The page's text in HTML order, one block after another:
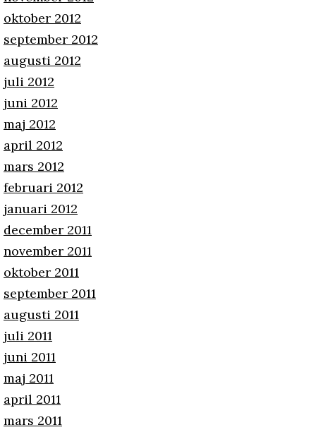
oktober 2012
september 2012
augusti 2012
juli 2012
juni 2012
maj 2012
april 2012
mars 2012
februari 2012
januari 2012
december 2011
november 2011
oktober 2011
september 2011
augusti 2011
juli 2011
juni 2011
maj 2011
april 2011
mars 2011